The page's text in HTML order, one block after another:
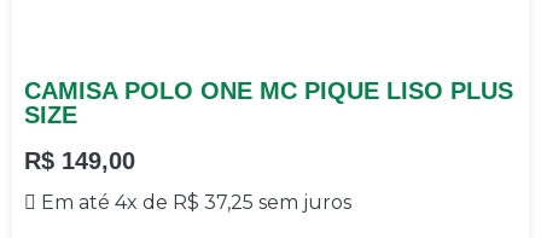
CAMISA POLO ONE MC PIQUE LISO PLUS
SIZE
R$ 149,00
Em até 4x de R$ 37,25 sem juros